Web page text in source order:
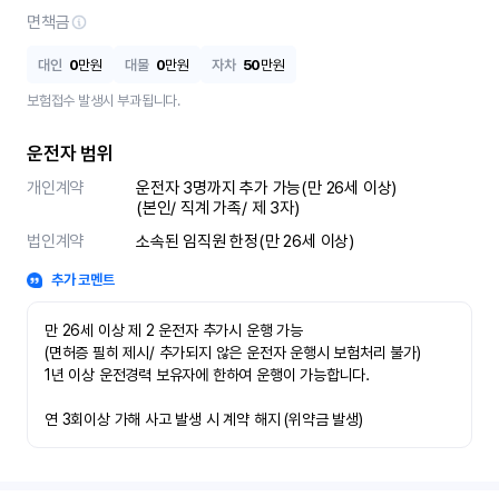
면책금
대인 0만원 대물 0만원 자차 50만원
보험접수 발생시 부과됩니다.
운전자 범위
개인계약
운전자 3명까지 추가 가능(만 26세 이상)
(본인/ 직계 가족/ 제 3자)
법인계약
소속된 임직원 한정(만 26세 이상)
추가 코멘트
만 26세 이상 제 2 운전자 추가시 운행 가능
(면허증 필히 제시/ 추가되지 않은 운전자 운행시 보험처리 불가)
1년 이상 운전경력 보유자에 한하여 운행이 가능합니다.
연 3회이상 가해 사고 발생 시 계약 해지 (위약금 발생)